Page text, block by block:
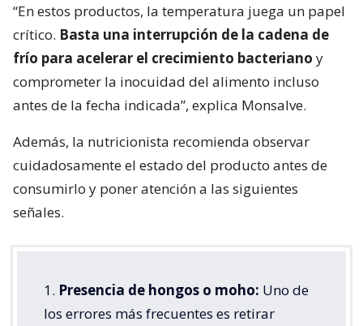
“En estos productos, la temperatura juega un papel
crítico. Basta una interrupción de la cadena de
frío para acelerar el crecimiento bacteriano y
comprometer la inocuidad del alimento incluso
antes de la fecha indicada”, explica Monsalve.
Además, la nutricionista recomienda observar
cuidadosamente el estado del producto antes de
consumirlo y poner atención a las siguientes
señales.
1. Presencia de hongos o moho: Uno de
los errores más frecuentes es retirar